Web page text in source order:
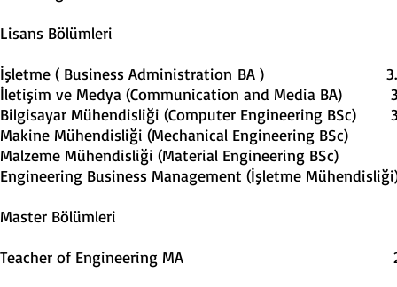
Lisans Bölümleri
İşletme ( Business Administration
İletişim ve Medya (Communication and
Bilgisayar Mühendisliği (Computer
Makine Mühendisliği (Mechanical
Malzeme Mühendisliği (Material
Engineering Business Management (İşletme
Master Bölümleri
Teacher of Engineering